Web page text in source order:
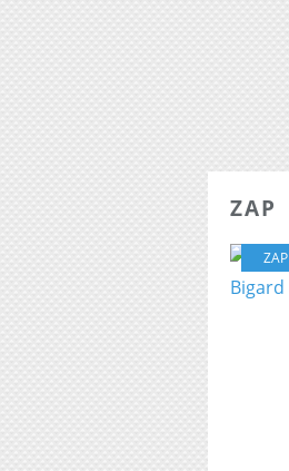
ZAP
ZAP